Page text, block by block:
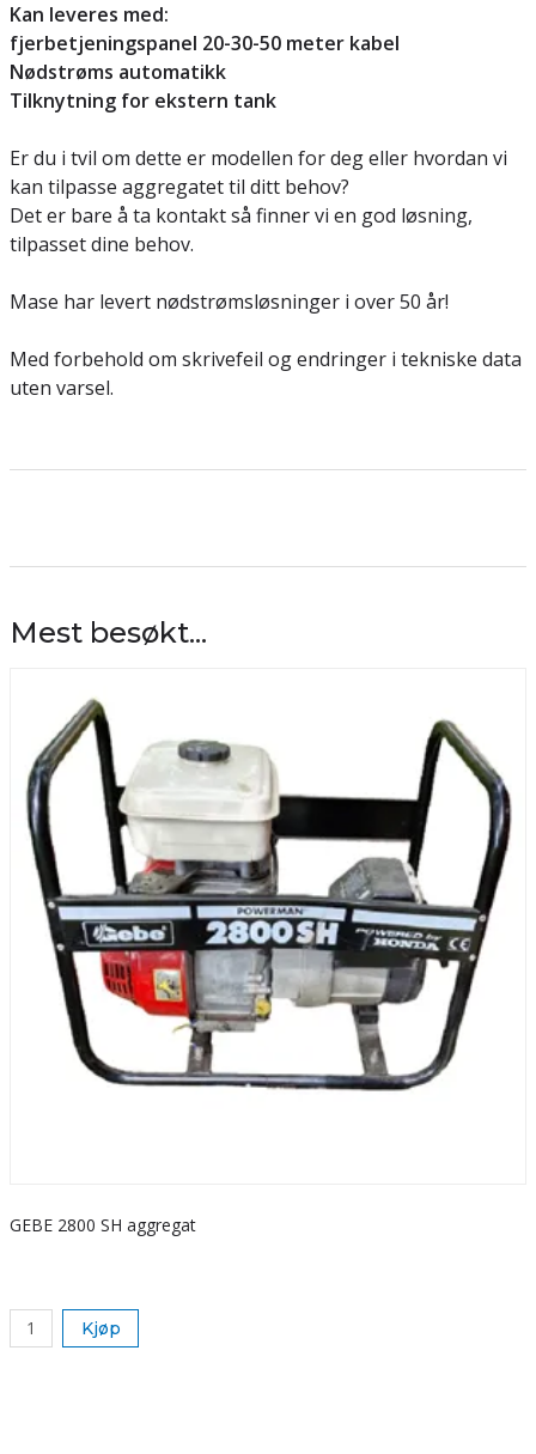
Kan leveres med:
fjerbetjeningspanel 20-30-50 meter kabel
Nødstrøms automatikk
Tilknytning for ekstern tank
Er du i tvil om dette er modellen for deg eller hvordan vi
kan tilpasse aggregatet til ditt behov?
Det er bare å ta kontakt så finner vi en god løsning,
tilpasset dine behov.
Mase har levert nødstrømsløsninger i over 50 år!
Med forbehold om skrivefeil og endringer i tekniske data
uten varsel.
Mest besøkt...
GEBE 2800 SH aggregat
Kjøp